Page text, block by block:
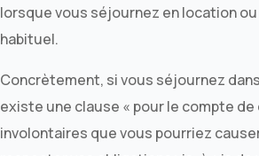
lorsque vous séjournez en location
habituel.
Concrètement, si vous séjournez
existe une clause « pour le compte
involontaires que vous pourriez